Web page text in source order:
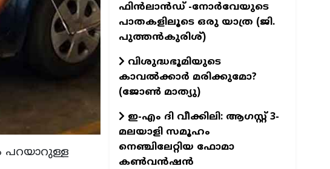
പറയാറുള്ള
ഫിൻലാൻഡ് -നോർവേയുടെ
പാതകളിലൂടെ ഒരു യാത്ര (ജി.
പുത്തൻകുരിശ്)
വിശുദ്ധഭൂമിയുടെ
കാവല്‍ക്കാര്‍ മരിക്കുമോ?
(ജോണ്‍ മാത്യു)
ഇ-എം ദി വീക്കിലി: ആഗസ്റ്റ് 3-
മലയാളി സമൂഹം
നെഞ്ചിലേറ്റിയ ഫോമാ
കൺവൻഷൻ